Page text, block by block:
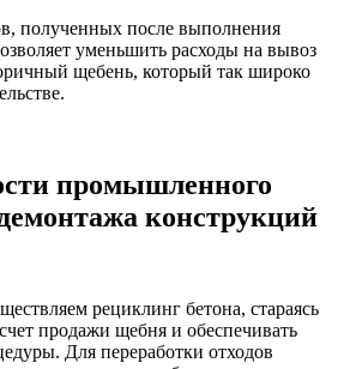
полученных после выполнения
уменьшить расходы на вывоз
щебень, который так широко
промышленного
конструкций
рециклинг бетона, стараясь
продажи щебня и обеспечивать
Для переработки отходов